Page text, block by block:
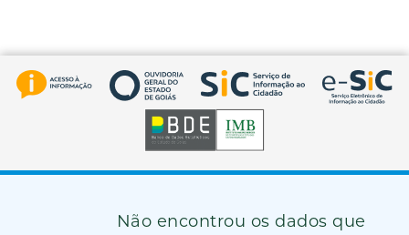
Não encontrou os dados que